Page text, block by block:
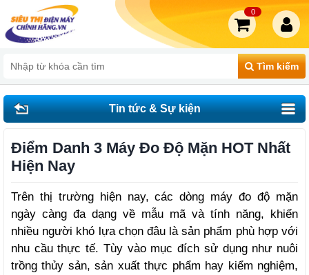
Tìm kiếm
0
Tin tức & Sự kiện
Điểm Danh 3 Máy Đo Độ Mặn HOT Nhất
Hiện Nay
Trên thị trường hiện nay, các dòng máy đo độ mặn
ngày càng đa dạng về mẫu mã và tính năng, khiến
nhiều người khó lựa chọn đâu là sản phẩm phù hợp với
nhu cầu thực tế. Tùy vào mục đích sử dụng như nuôi
trồng thủy sản, sản xuất thực phẩm hay kiểm nghiệm,